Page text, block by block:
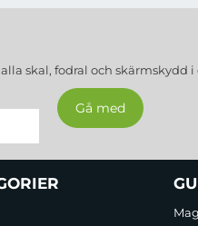
skal, fodral och skärmskydd i